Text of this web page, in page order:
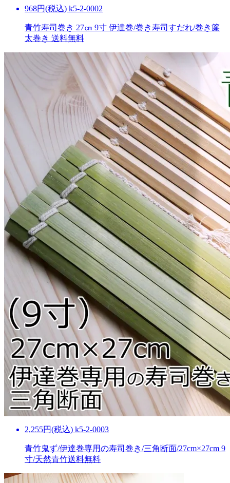
968円(税込) k5-2-0002
青竹寿司巻き 27㎝ 9寸 伊達巻/巻き寿司すだれ/巻き簾
太巻き 送料無料
2,255円(税込) k5-2-0003
青竹鬼ず/伊達巻専用の寿司巻き/三角断面/27cm×27cm 9
寸/天然青竹送料無料